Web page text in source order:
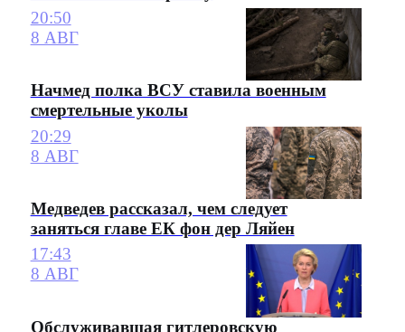
20:50
8 АВГ
Начмед полка ВСУ ставила военным
смертельные уколы
20:29
8 АВГ
Медведев рассказал, чем следует
заняться главе ЕК фон дер Ляйен
17:43
8 АВГ
Обслуживавшая гитлеровскую